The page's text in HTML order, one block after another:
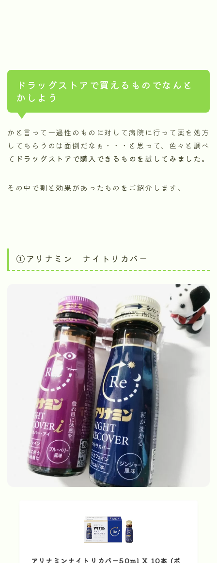
ドラッグストアで買えるものでなんと
かしよう
かと言って一過性のものに対して病院に行って薬を処方
してもらうのは面倒だなぁ・・・と思って、色々と調べ
て ドラッグストアで購入できるものを試してみました。
その中で割と効果があったものをご紹介します。
①アリナミン ナイトリカバー
アリナミンナイトリカバー50ml X 10本 (ボ